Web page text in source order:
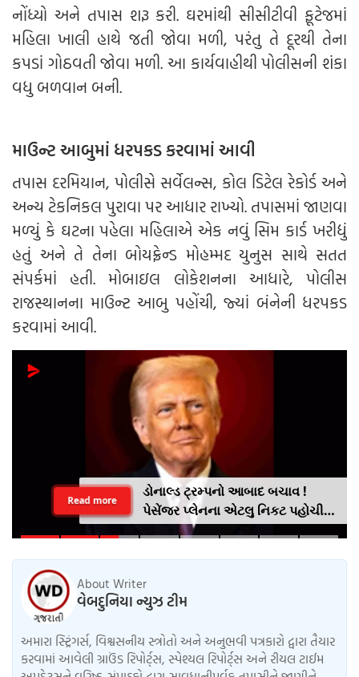
નોંધ્યો અને તપાસ શરૂ કરી. ઘરમાંથી સીસીટીવી ફૂટેજમાં
મહિલા ખાલી હાથે જતી જોવા મળી, પરંતુ તે દૂરથી તેના
કપડાં ગોઠવતી જોવા મળી. આ કાર્યવાહીથી પોલીસની શંકા
વધુ બળવાન બની.
માઉન્ટ આબુમાં ધરપકડ કરવામાં આવી
તપાસ દરમિયાન, પોલીસે સર્વેલન્સ, કોલ ડિટેલ રેકોર્ડ અને
અન્ય ટેકનિકલ પુરાવા પર આધાર રાખ્યો. તપાસમાં જાણવા
મળ્યું કે ઘટના પહેલા મહિલાએ એક નવું સિમ કાર્ડ ખરીદ્યું
હતું અને તે તેના બોયફ્રેન્ડ મોહમ્મદ યુનુસ સાથે સતત
સંપર્કમાં હતી. મોબાઇલ લોકેશનના આધારે, પોલીસ
રાજસ્થાનના માઉન્ટ આબુ પહોંચી, જ્યાં બંનેની ધરપકડ
કરવામાં આવી.
ડોનાલ્ડ ટ્રમ્પનો આબાદ બચાવ !
પેસેંજર પ્લેનના એટલુ નિકટ પહોચી
ગયુ હેલીકોપ્ટર કે શ્વાસ અદ્ધર થઈ
Read more
About Writer
વેબદુનિયા ન્યુઝ ટીમ
અમારા સ્ટ્રિંગર્સ, વિશ્વસનીય સ્ત્રોતો અને અનુભવી પત્રકારો દ્વારા તૈયાર
કરવામાં આવેલી ગ્રાઉંડ રિપોર્ટ્સ, સ્પેશ્યલ રિપોર્ટ્સ અને રીયલ ટાઈમ